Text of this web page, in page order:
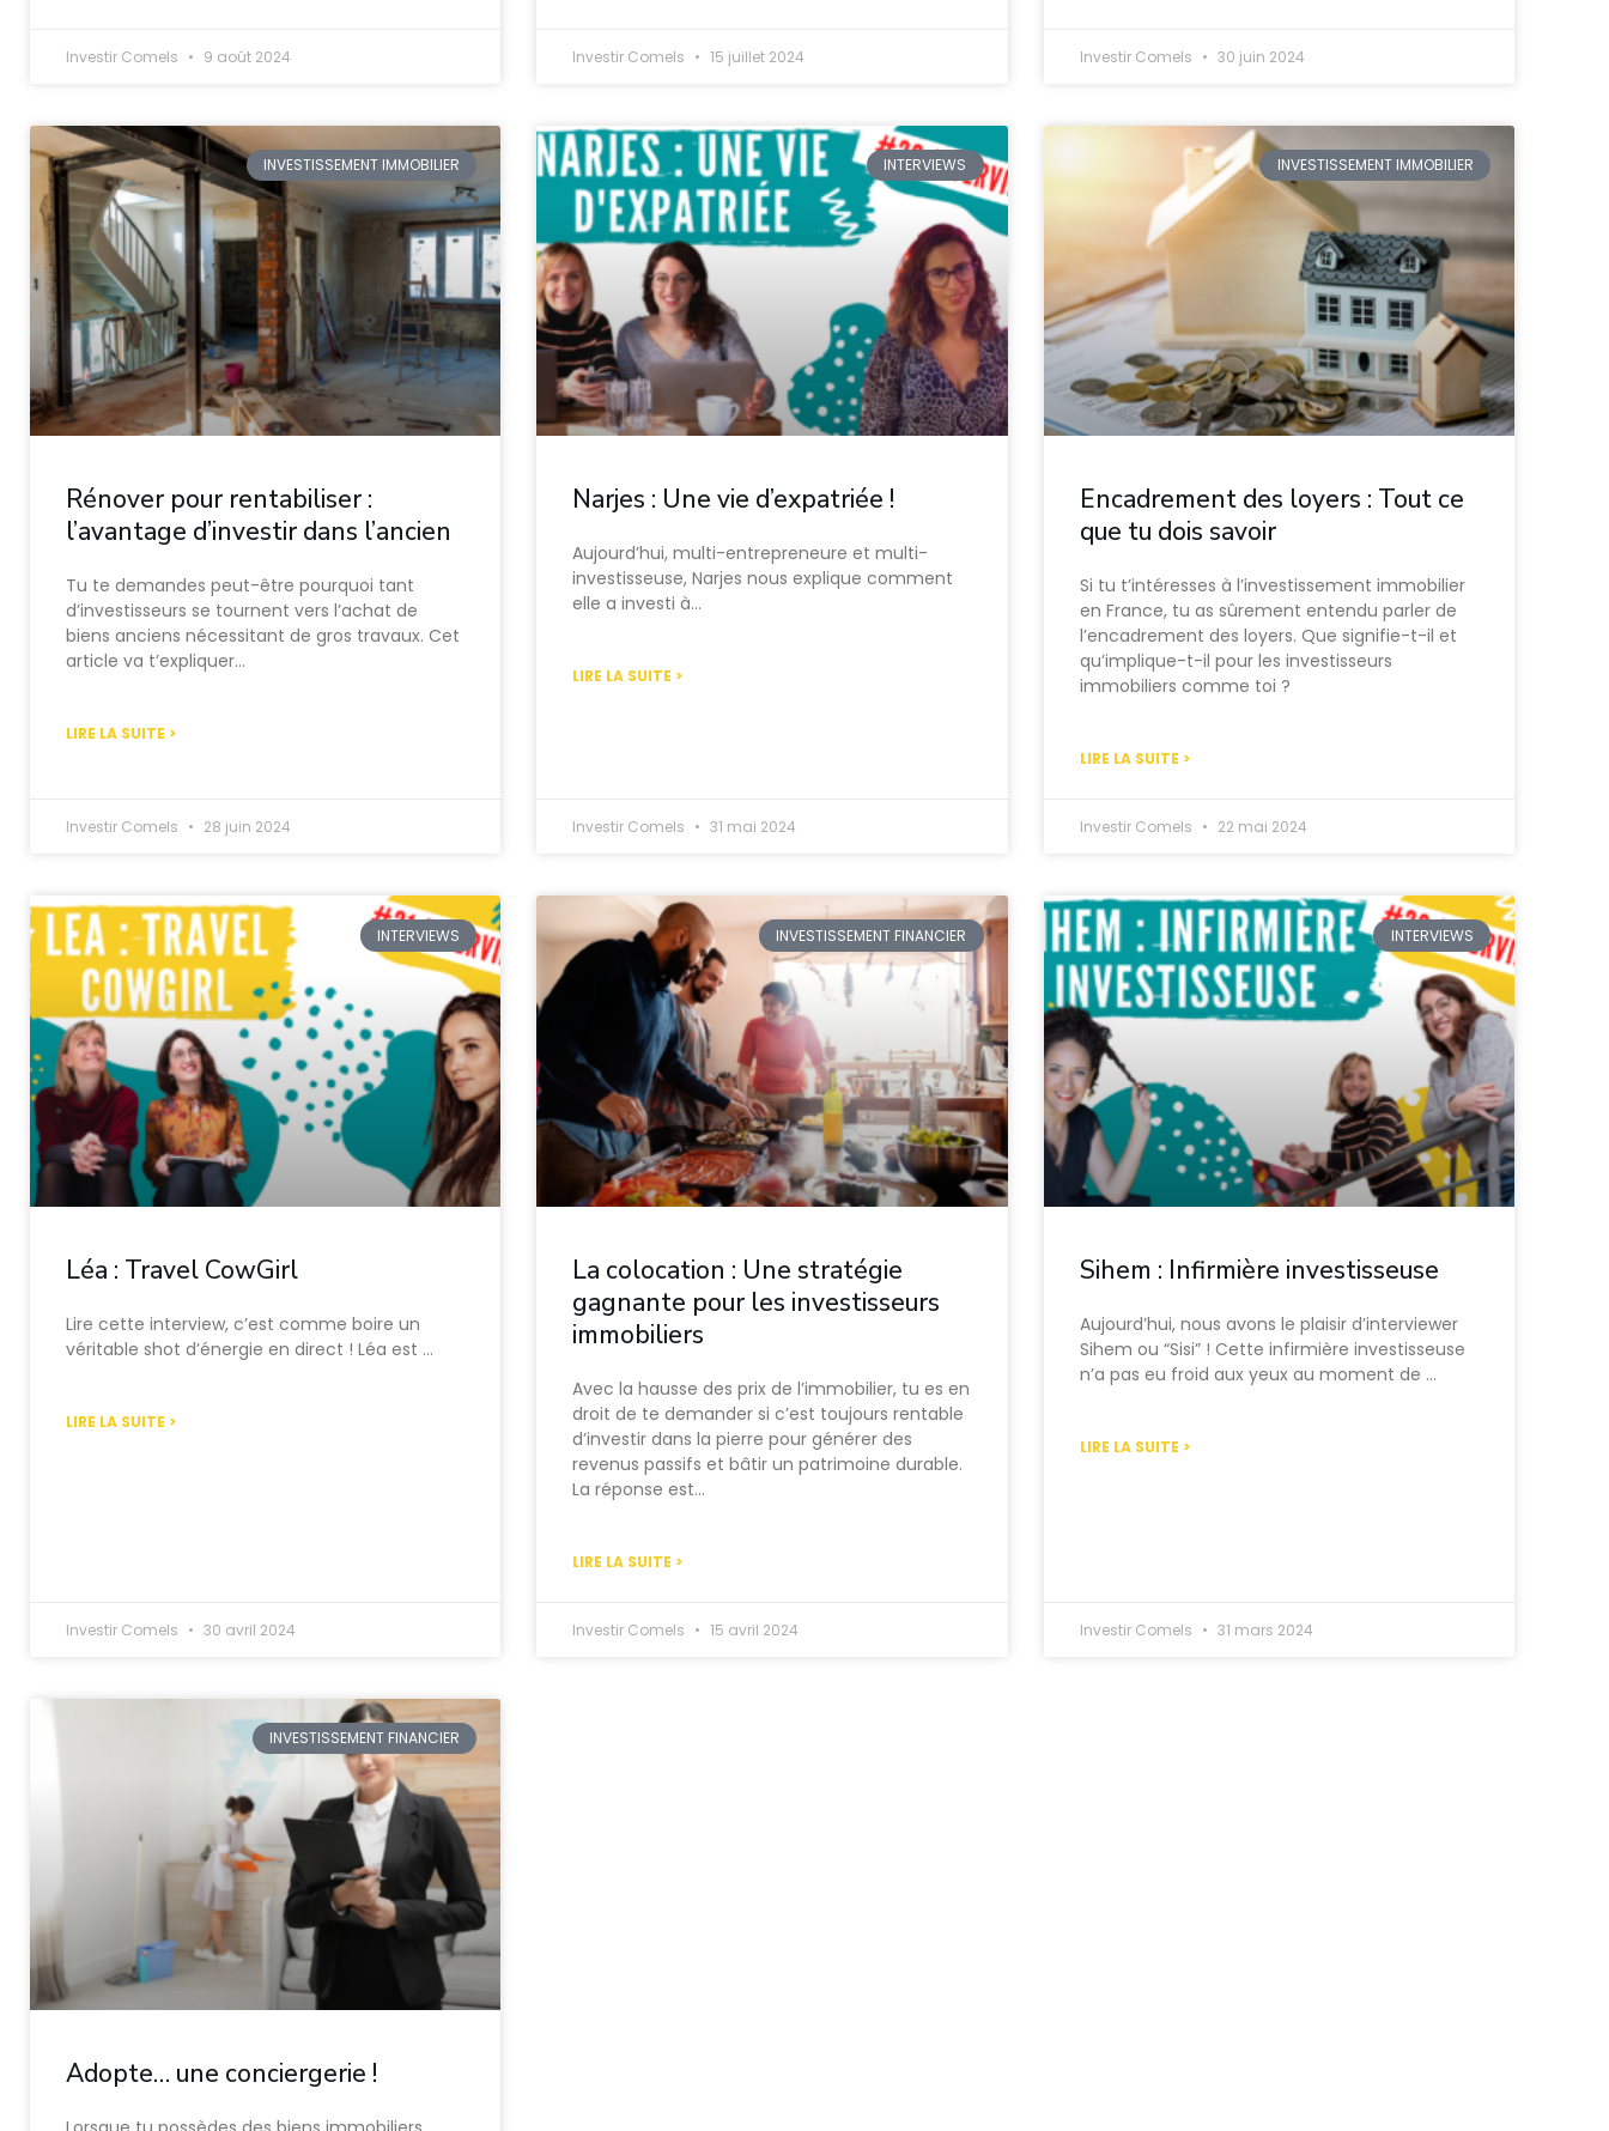
Investir Comels 9 août 2024 Investir Comels 15 juillet 2024 Investir Comels 30 juin 2024
INVESTISSEMENT IMMOBILIER
Rénover pour rentabiliser :
l’avantage d’investir dans l’ancien
Tu te demandes peut-être pourquoi tant
d’investisseurs se tournent vers l’achat de
biens anciens nécessitant de gros travaux. Cet
article va t’expliquer…
LIRE LA SUITE >
Investir Comels 28 juin 2024
INTERVIEWS
Narjes : Une vie d’expatriée !
Aujourd’hui, multi-entrepreneure et multi-
investisseuse, Narjes nous explique comment
elle a investi à…
LIRE LA SUITE >
Investir Comels 31 mai 2024
INVESTISSEMENT IMMOBILIER
Encadrement des loyers : Tout ce
que tu dois savoir
Si tu t’intéresses à l’investissement immobilier
en France, tu as sûrement entendu parler de
l’encadrement des loyers. Que signifie-t-il et
qu’implique-t-il pour les investisseurs
immobiliers comme toi ?
LIRE LA SUITE >
Investir Comels 22 mai 2024
INTERVIEWS
Léa : Travel CowGirl
Lire cette interview, c’est comme boire un
véritable shot d’énergie en direct ! Léa est …
LIRE LA SUITE >
Investir Comels 30 avril 2024
INVESTISSEMENT FINANCIER
La colocation : Une stratégie
gagnante pour les investisseurs
immobiliers
Avec la hausse des prix de l’immobilier, tu es en
droit de te demander si c’est toujours rentable
d’investir dans la pierre pour générer des
revenus passifs et bâtir un patrimoine durable.
La réponse est…
LIRE LA SUITE >
Investir Comels 15 avril 2024
INTERVIEWS
Sihem : Infirmière investisseuse
Aujourd’hui, nous avons le plaisir d’interviewer
Sihem ou “Sisi” ! Cette infirmière investisseuse
n’a pas eu froid aux yeux au moment de …
LIRE LA SUITE >
Investir Comels 31 mars 2024
INVESTISSEMENT FINANCIER
Adopte… une conciergerie !